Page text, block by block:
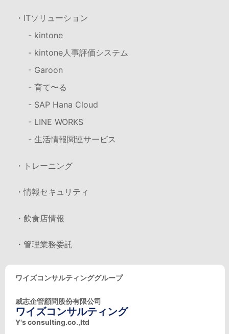
・ITソリューション
- kintone
- kintone人事評価システム
- Garoon
- 育て〜る
- SAP Hana Cloud
- LINE WORKS
- 生活情報関連サービス
・トレーニング
・情報セキュリティ
・飲食店情報
・管理業務委託
ワイズコンサルティンググループ
威志企管顧問股份有限公司
ワイズコンサルティング
Y's consulting.co.,ltd